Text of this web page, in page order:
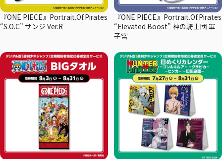
『ONE PIECE』Portrait.Of.Pirates
“S.O.C” サンジ Ver.R
『ONE PIECE』Portrait.Of.Pirates
“Elevated Boost” 神の騎士団 軍
子宮